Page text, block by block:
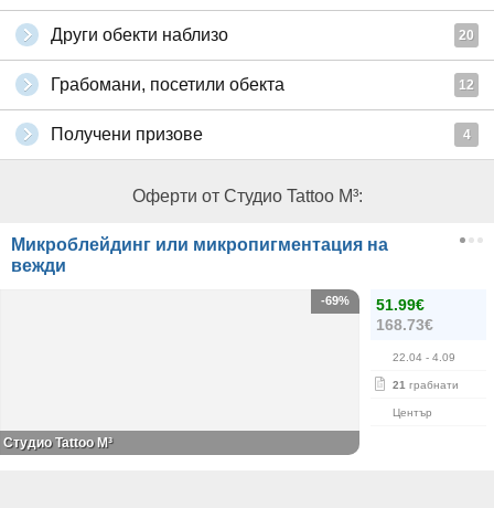
Други обекти наблизо 20
Грабомани, посетили обекта 12
Получени призове 4
Оферти от Студио Tattoo M³:
Микроблейдинг или микропигментация на
вежди
51.99€
168.73€
22.04 - 4.09
21 грабнати
Център
-69%
Студио Tattoo M³